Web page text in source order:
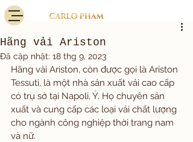
Hãng vải Ariston
Đã cập nhật: 18 thg 9, 2023
Hãng vải Ariston, còn được gọi là Ariston
Tessuti, là một nhà sản xuất vải cao cấp
có trụ sở tại Napoli, Ý. Họ chuyên sản
xuất và cung cấp các loại vải chất lượng
cho ngành công nghiệp thời trang nam
và nữ.